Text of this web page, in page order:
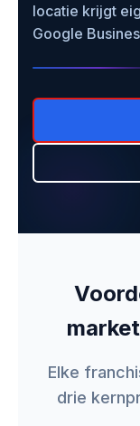
locatie krijgt
Google
Elke
drie